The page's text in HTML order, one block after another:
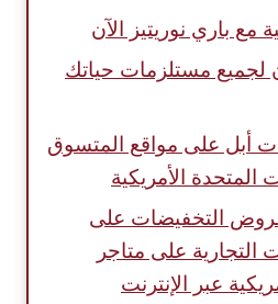
مع باري نوريتيز الآن
لجميع مستلزمات حياتك
أبل على مواقع المتسوق
الأمريكية
التخفيضات على
التجارية على متاجر
عبر الإنترنت